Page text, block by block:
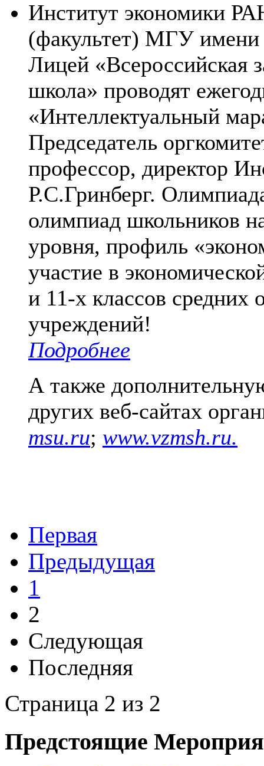
Институт экономики
(факультет) МГУ
Лицей «Всероссийская
школа» проводят
«Интеллектуальный
Председатель
профессор, директор
Р.С.Гринберг.
олимпиад школьников
уровня, профиль
участие в
и 11-х классов средних
учреждений!
Подробнее
А также
других веб-сайтах
msu.ru; www.vzmsh.ru.
Первая
Предыдущая
1
2
Следующая
Последняя
Страница 2 из 2
Предстоящие